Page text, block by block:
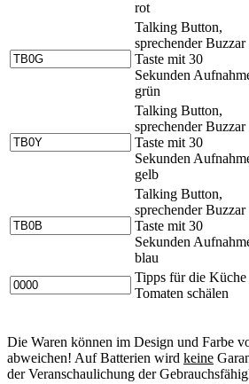
rot
Talking Button,
sprechender Buzzar
Taste mit 30
Sekunden
grün
Talking Button,
sprechender Buzzar
Taste mit 30
Sekunden
gelb
Talking Button,
sprechender Buzzar
Taste mit 30
Sekunden
blau
Tipps für die Küche
Tomaten schälen
Die Waren können im Design und Farbe
abweichen! Auf Batterien wird keine
der Veranschaulichung der